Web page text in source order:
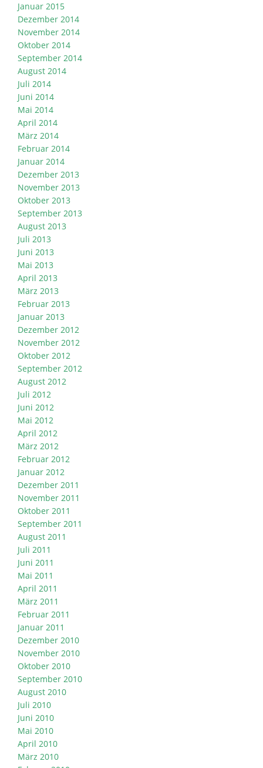
Januar 2015
Dezember 2014
November 2014
Oktober 2014
September 2014
August 2014
Juli 2014
Juni 2014
Mai 2014
April 2014
März 2014
Februar 2014
Januar 2014
Dezember 2013
November 2013
Oktober 2013
September 2013
August 2013
Juli 2013
Juni 2013
Mai 2013
April 2013
März 2013
Februar 2013
Januar 2013
Dezember 2012
November 2012
Oktober 2012
September 2012
August 2012
Juli 2012
Juni 2012
Mai 2012
April 2012
März 2012
Februar 2012
Januar 2012
Dezember 2011
November 2011
Oktober 2011
September 2011
August 2011
Juli 2011
Juni 2011
Mai 2011
April 2011
März 2011
Februar 2011
Januar 2011
Dezember 2010
November 2010
Oktober 2010
September 2010
August 2010
Juli 2010
Juni 2010
Mai 2010
April 2010
März 2010